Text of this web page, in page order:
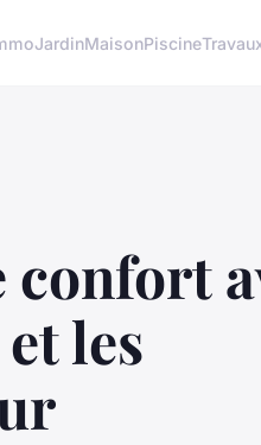
JardinMaisonPiscine
les